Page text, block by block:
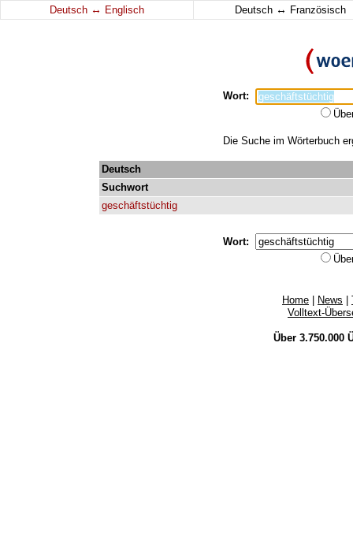
Deutsch ↔ Englisch Deutsch ↔ Französisch
Wort:
Die Suche im Wörterbuch
Deutsch
Suchwort
geschäftstüchtig
Wort:
Home News
Volltext-
Über 3.750.000